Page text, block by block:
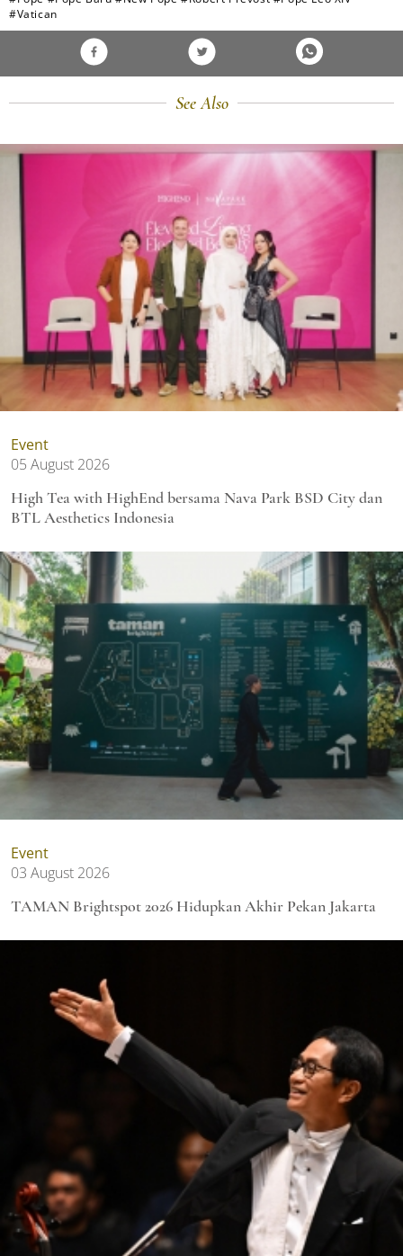
#Vatican
See Also
Event
05 August 2026
High Tea with HighEnd bersama Nava Park BSD City dan
BTL Aesthetics Indonesia
Event
03 August 2026
TAMAN Brightspot 2026 Hidupkan Akhir Pekan Jakarta